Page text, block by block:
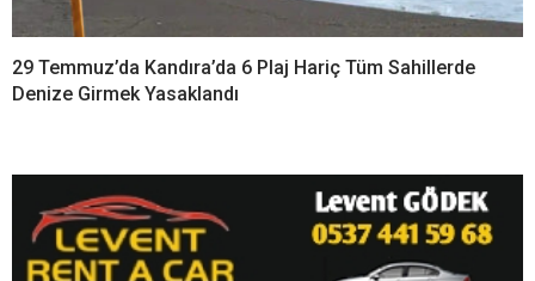
29 Temmuz’da Kandıra’da 6 Plaj Hariç Tüm Sahillerde
Denize Girmek Yasaklandı